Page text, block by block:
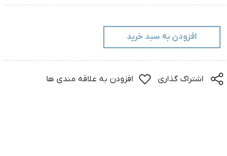
افزودن به سبد خرید
اشتراک گذاری افزودن به علاقه مندی ها